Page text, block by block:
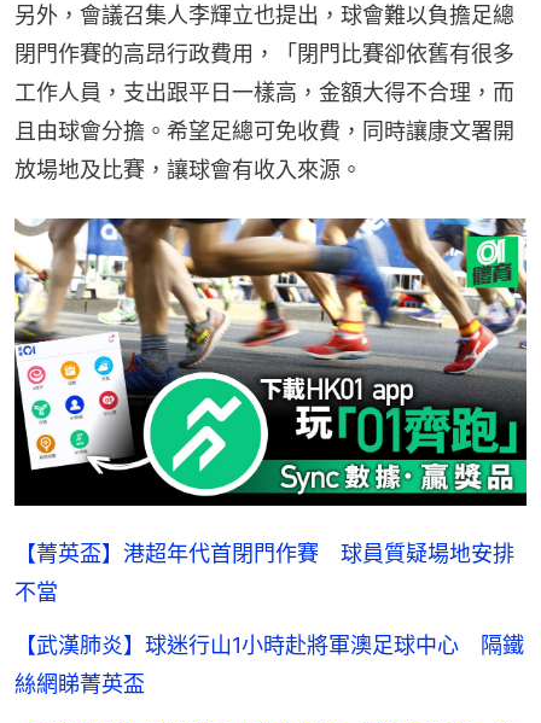
另外，會議召集人李輝立也提出，球會難以負擔足總
閉門作賽的高昂行政費用，「閉門比賽卻依舊有很多
工作人員，支出跟平日一樣高，金額大得不合理，而
且由球會分擔。希望足總可免收費，同時讓康文署開
放場地及比賽，讓球會有收入來源。
【菁英盃】港超年代首閉門作賽 球員質疑場地安排
不當
【武漢肺炎】球迷行山1小時赴將軍澳足球中心 隔鐵
絲網睇菁英盃